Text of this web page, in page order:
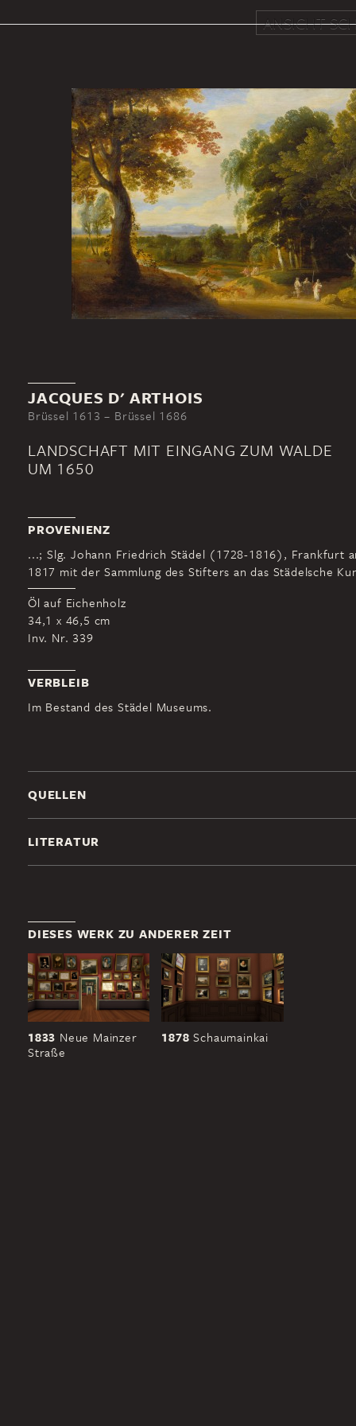
ANSICHT
JACQUES D' ARTHOIS
Brüssel 1613 – Brüssel 1686
LANDSCHAFT MIT EINGANG ZUM WALDE
UM 1650
PROVENIENZ
...; Slg. Johann Friedrich Städel (1728-1816), Frankfurt
1817 mit der Sammlung des Stifters an das Städelsche
Öl auf Eichenholz
34,1 x 46,5 cm
Inv. Nr. 339
VERBLEIB
Im Bestand des Städel Museums.
QUELLEN
LITERATUR
DIESES WERK ZU ANDERER ZEIT
1833 Neue Mainzer
Straße
1878 Schaumainkai